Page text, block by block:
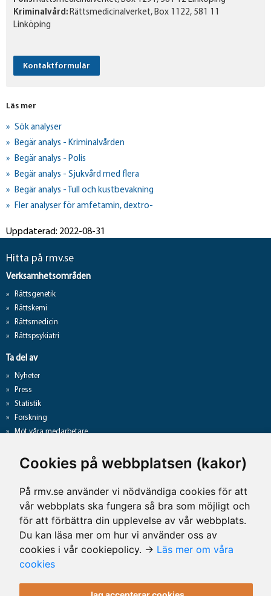
Cookies på webbplatsen (kakor)
På rmv.se använder vi nödvändiga cookies för att
vår webbplats ska fungera så bra som möjligt och
för att förbättra din upplevelse av vår webbplats.
Du kan läsa mer om hur vi använder oss av
cookies i vår cookiepolicy. → Läs mer om våra
cookies
Kriminalvård: Rättsmedicinalverket, Box 1122, 581 11
Linköping
Kontaktformulär
Läs mer
Sök analyser
Begär analys - Kriminalvården
Begär analys - Polis
Begär analys - Sjukvård med flera
Begär analys - Tull och kustbevakning
Fler analyser för amfetamin, dextro-
Uppdaterad: 2022-08-31
Hitta på rmv.se
Verksamhetsområden
Rättsgenetik
Rättskemi
Rättsmedicin
Rättspsykiatri
Ta del av
Nyheter
Press
Statistik
Forskning
Möt våra medarbetare
Hantering av personuppgifter
Lediga jobb
Tillgänglighet på rmv.se
Kontaktuppgifter